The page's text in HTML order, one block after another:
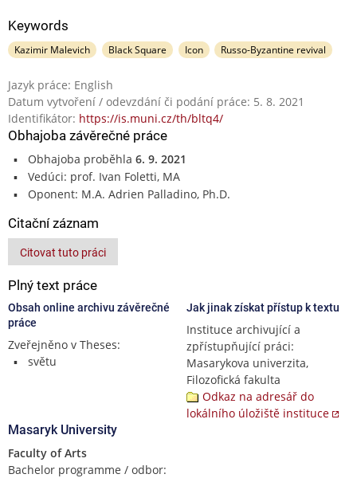
Keywords
Kazimir Malevich Black Square Icon Russo-Byzantine revival
Jazyk práce: English
Datum vytvoření / odevzdání či podání práce: 5. 8. 2021
Identifikátor: https://is.muni.cz/th/bltq4/
Obhajoba závěrečné práce
Obhajoba proběhla 6. 9. 2021
Vedúci: prof. Ivan Foletti, MA
Oponent: M.A. Adrien Palladino, Ph.D.
Citační záznam
Citovat tuto práci
Plný text práce
Obsah online archivu závěrečné
práce
Zveřejněno v Theses:
světu
Jak jinak získat přístup k textu
Instituce archivující a
zpřístupňující práci:
Masarykova univerzita,
Filozofická fakulta
Odkaz na adresář do
lokálního úložiště instituce
Masaryk University
Faculty of Arts
Bachelor programme / odbor: